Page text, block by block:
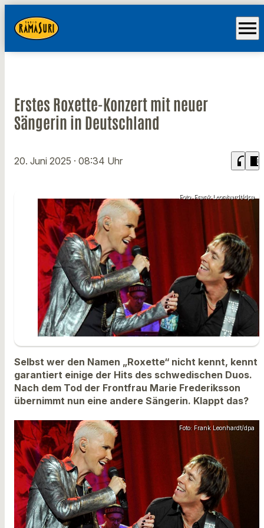
menu
Erstes Roxette-Konzert mit neuer
Sängerin in Deutschland
20. Juni 2025 · 08:34 Uhr headphones chrome_reader_mode
Foto: Frank Leonhardt/dpa
Selbst wer den Namen „Roxette“ nicht kennt, kennt
garantiert einige der Hits des schwedischen Duos.
Nach dem Tod der Frontfrau Marie Frederiksson
übernimmt nun eine andere Sängerin. Klappt das?
Foto: Frank Leonhardt/dpa